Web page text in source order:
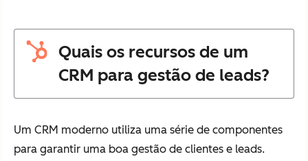
Quais os recursos de um
CRM para gestão de leads?
Um CRM moderno utiliza uma série de componentes
para garantir uma boa gestão de clientes e leads.